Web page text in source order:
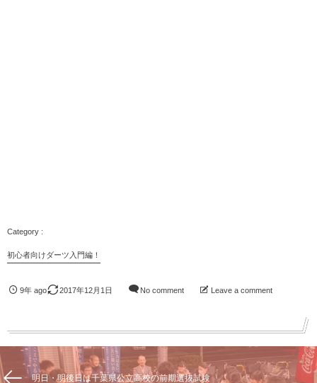
初心者向けダーツ入門編！
9年 ago 2017年12月1日 No comment Leave a comment
明日・明後日は千葉県公立高校の前期選抜試験